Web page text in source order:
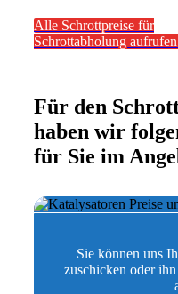
Alle Schrottpreise für
Schrottabholung
Für den
haben wir
für Sie im
Sie können uns
zuschicken oder